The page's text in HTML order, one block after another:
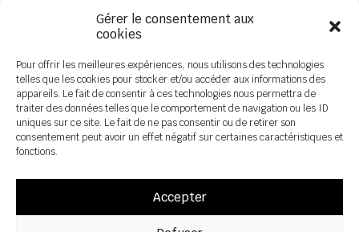
Gérer le consentement aux
cookies
Pour offrir les meilleures expériences, nous utilisons des technologies
telles que les cookies pour stocker et/ou accéder aux informations des
appareils. Le fait de consentir à ces technologies nous permettra de
traiter des données telles que le comportement de navigation ou les ID
uniques sur ce site. Le fait de ne pas consentir ou de retirer son
consentement peut avoir un effet négatif sur certaines caractéristiques et
fonctions.
Accepter
Dokumentacja